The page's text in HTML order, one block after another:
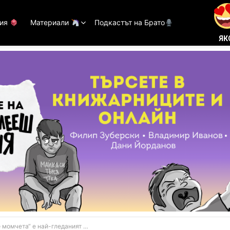
Материали Подкастът на Брато
е най-гледаният филм у нас